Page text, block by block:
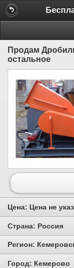
Продам
остальное
Цена: Цена не
Страна: Россия
Регион:
Город: Кемерово